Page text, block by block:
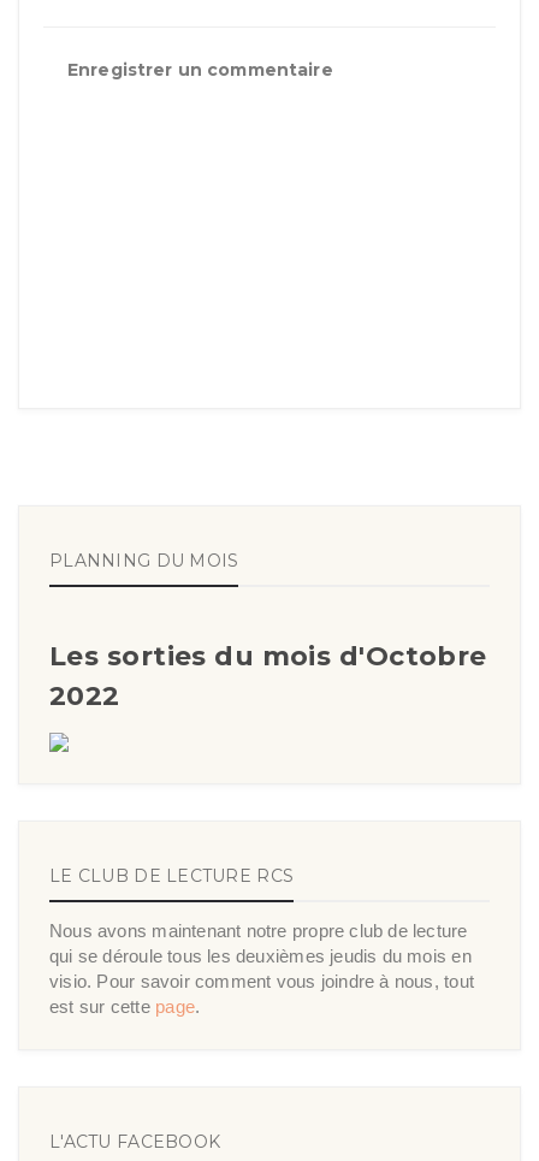
Enregistrer un commentaire
PLANNING DU MOIS
Les sorties du mois d'Octobre
2022
LE CLUB DE LECTURE RCS
Nous avons maintenant notre propre club de lecture
qui se déroule tous les deuxièmes jeudis du mois en
visio. Pour savoir comment vous joindre à nous, tout
est sur cette page.
L'ACTU FACEBOOK